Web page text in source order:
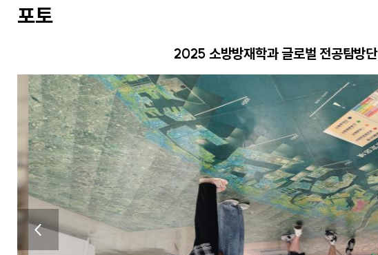
포토
2025 소방방재학과 글로벌 전공탐방단
이전버
튼